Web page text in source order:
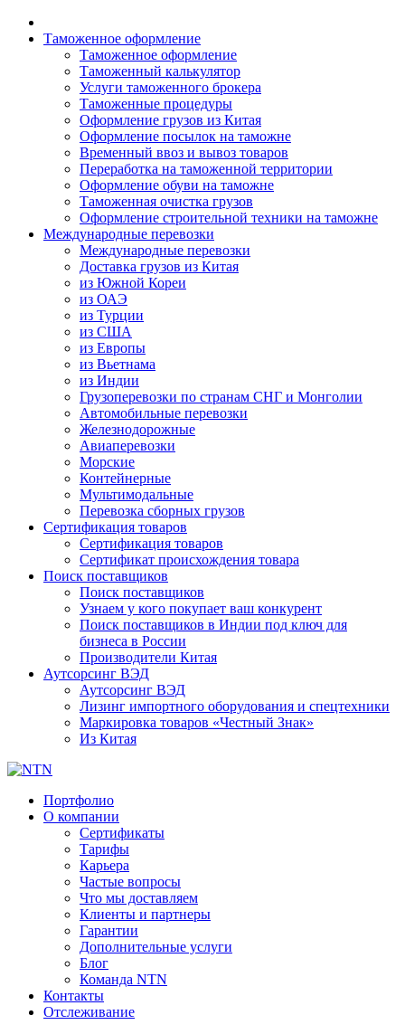
Таможенное оформление
Таможенное оформление
Таможенный калькулятор
Услуги таможенного брокера
Таможенные процедуры
Оформление грузов из Китая
Оформление посылок на таможне
Временный ввоз и вывоз товаров
Переработка на таможенной территории
Оформление обуви на таможне
Таможенная очистка грузов
Оформление строительной техники на таможне
Международные перевозки
Международные перевозки
Доставка грузов из Китая
из Южной Кореи
из ОАЭ
из Турции
из США
из Европы
из Вьетнама
из Индии
Грузоперевозки по странам СНГ и Монголии
Автомобильные перевозки
Железнодорожные
Авиаперевозки
Морские
Контейнерные
Мультимодальные
Перевозка сборных грузов
Сертификация товаров
Сертификация товаров
Сертификат происхождения товара
Поиск поставщиков
Поиск поставщиков
Узнаем у кого покупает ваш конкурент
Поиск поставщиков в Индии под ключ для
бизнеса в России
Производители Китая
Аутсорсинг ВЭД
Аутсорсинг ВЭД
Лизинг импортного оборудования и спецтехники
Маркировка товаров «Честный Знак»
Из Китая
Портфолио
О компании
Сертификаты
Тарифы
Карьера
Частые вопросы
Что мы доставляем
Клиенты и партнеры
Гарантии
Дополнительные услуги
Блог
Команда NTN
Контакты
Отслеживание